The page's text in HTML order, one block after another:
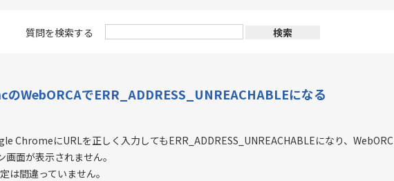
質問を検索する
のWebORCAでERR_ADDRESS_UNREACHABLEになる
ChromeにURLを正しく入力してもERR_ADDRESS_UNREACHABLEになり、WebORC
画面が表示されません。
は間違っていません。